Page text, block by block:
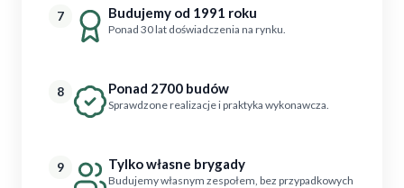
7 Budujemy od 1991 roku
Ponad 30 lat doświadczenia na rynku.
8 Ponad 2700 budów
Sprawdzone realizacje i praktyka wykonawcza.
9 Tylko własne brygady
Budujemy własnym zespołem, bez przypadkowych